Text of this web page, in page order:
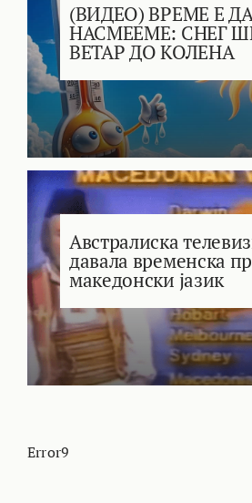
(ВИДЕО) ВРЕМЕ Е
НАСМЕЕМЕ: СНЕГ
ВЕТАР ДО КОЛЕНА
Австралиска
давала временска
македонски јазик
Error9